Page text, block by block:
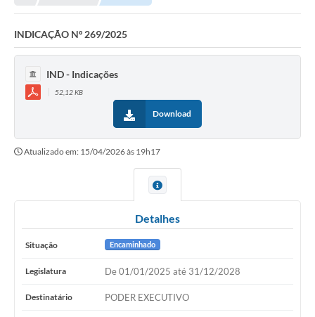
Legislação
Lei de Acesso à Informação
LGPD - Política de Privacidade
Diários Oficial
Agenda
WebMail
INDICAÇÃO Nº 269/2025
IND - Indicações
52,12 KB
Download
Atualizado em: 15/04/2026 às 19h17
Detalhes
Situação Encaminhado
Legislatura De 01/01/2025 até 31/12/2028
Destinatário PODER EXECUTIVO